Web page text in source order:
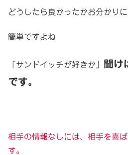
どうしたら良かったかお分かり
簡単ですよね
「サンドイッチが好きか」
聞け
です。
相手の情報なしには、相手を喜
す。